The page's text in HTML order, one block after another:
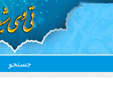
جستجو